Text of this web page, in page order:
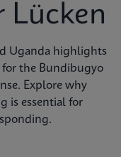
Lücken
Uganda highlights
the Bundibugyo
Explore why
is essential for